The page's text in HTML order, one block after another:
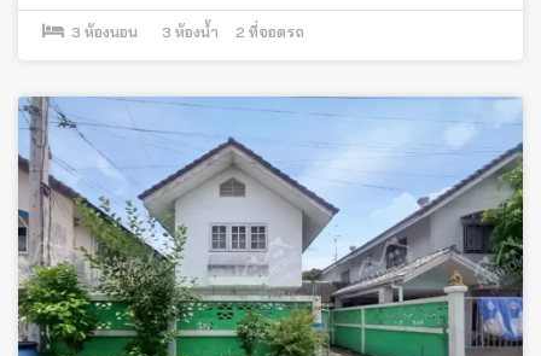
3 ห้องนอน 3 ห้องน้ำ 2 ที่จอดรถ